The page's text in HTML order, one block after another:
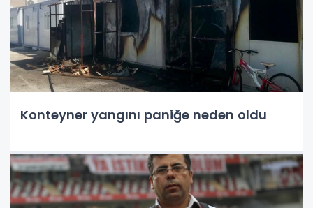
Konteyner yangını paniğe neden oldu